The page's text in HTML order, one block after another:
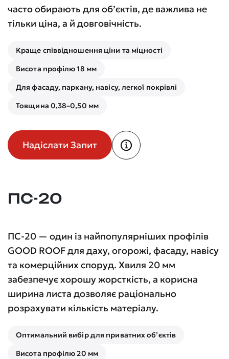
часто обирають для об’єктів, де важлива не
тільки ціна, а й довговічність.
Краще співвідношення ціни та міцності
Висота профілю 18 мм
Для фасаду, паркану, навісу, легкої покрівлі
Товщина 0,38–0,50 мм
Надіслати Запит
ПС-20
ПС-20 — один із найпопулярніших профілів
GOOD ROOF для даху, огорожі, фасаду, навісу
та комерційних споруд. Хвиля 20 мм
забезпечує хорошу жорсткість, а корисна
ширина листа дозволяє раціонально
розрахувати кількість матеріалу.
Оптимальний вибір для приватних об’єктів
Висота профілю 20 мм